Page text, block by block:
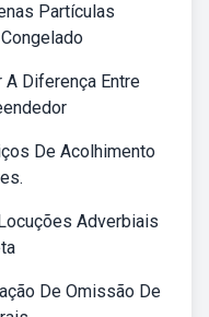
Partículas
A Diferença Entre
De Acolhimento
Adverbiais
De Omissão De